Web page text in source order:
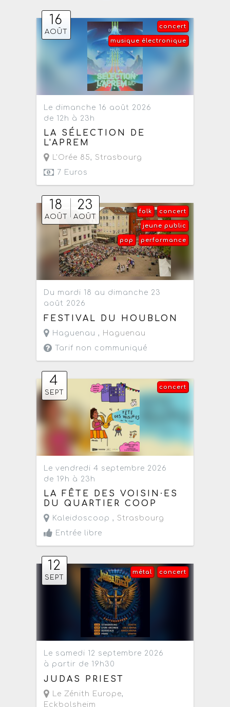
16
AOÛT
concert
musique électronique
Le dimanche 16 août 2026
de 12h à 23h
LA SÉLECTION DE
L'APREM
L'Orée 85, Strasbourg
7 Euros
18
AOÛT
23
AOÛT
concert
folk
jeune public
performance
pop
Du mardi 18 au dimanche 23
août 2026
FESTIVAL DU HOUBLON
Haguenau , Haguenau
Tarif non communiqué
4
SEPT
concert
Le vendredi 4 septembre 2026
de 19h à 23h
LA FÊTE DES VOISIN·ES
DU QUARTIER COOP
Kaleidoscoop , Strasbourg
Entrée libre
12
SEPT
concert
métal
Le samedi 12 septembre 2026
à partir de 19h30
JUDAS PRIEST
Le Zénith Europe,
Eckbolsheim